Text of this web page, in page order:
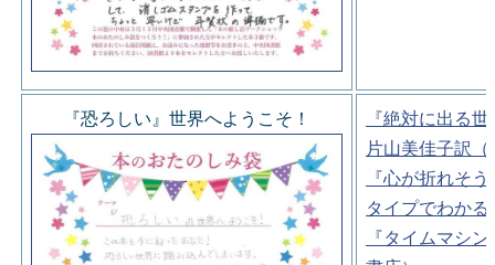
『恐ろしい』世界へようこそ！
『絶対に出る
片山美佳子訳
『心が折れそ
タイプでわか
『タイムマシ